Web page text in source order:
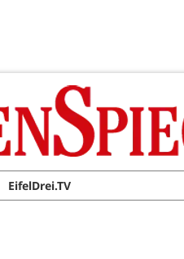
EifelDrei.TV